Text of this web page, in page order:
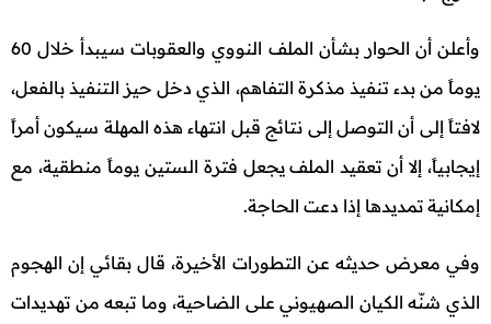
وأعلن أن الحوار بشأن الملف النووي والعقوبات سيبدأ خلال 60
يوماً من بدء تنفيذ مذكرة التفاهم، الذي دخل حيز التنفيذ بالفعل،
لافتاً إلى أن التوصل إلى نتائج قبل انتهاء هذه المهلة سيكون أمراً
إيجابياً، إلا أن تعقيد الملف يجعل فترة الستين يوماً منطقية، مع
إمكانية تمديدها إذا دعت الحاجة.
وفي معرض حديثه عن التطورات الأخيرة، قال بقائي إن الهجوم
الذي شنّه الكيان الصهيوني على الضاحية، وما تبعه من تهديدات